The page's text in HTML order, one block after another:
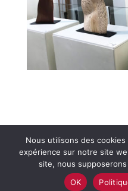
Copyright © 2016 - 2026
Nous utilisons des
expérience sur notre site
site, nous
OK